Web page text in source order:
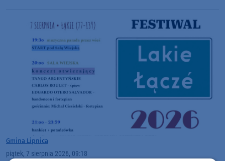
Gmina Lipnica
piątek, 7 sierpnia 2026, 09:18